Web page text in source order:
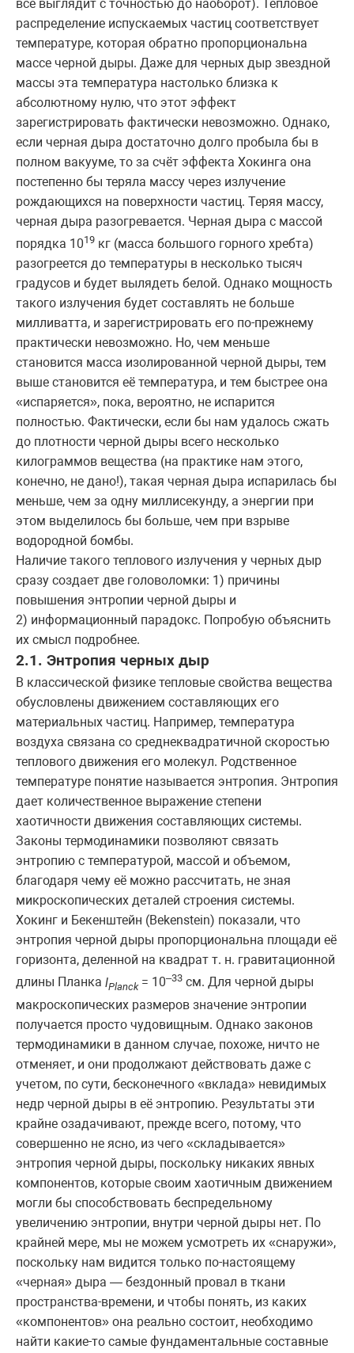
всё выглядит с точностью до наоборот). Тепловое
распределение испускаемых частиц соответствует
температуре, которая обратно пропорциональна
массе черной дыры. Даже для черных дыр звездной
массы эта температура настолько близка к
абсолютному нулю, что этот эффект
зарегистрировать фактически невозможно. Однако,
если черная дыра достаточно долго пробыла бы в
полном вакууме, то за счёт эффекта Хокинга она
постепенно бы теряла массу через излучение
рождающихся на поверхности частиц. Теряя массу,
черная дыра разогревается. Черная дыра с массой
порядка 1019 кг (масса большого горного хребта)
разогреется до температуры в несколько тысяч
градусов и будет вылядеть белой. Однако мощность
такого излучения будет составлять не больше
милливатта, и зарегистрировать его по-прежнему
практически невозможно. Но, чем меньше
становится масса изолированной черной дыры, тем
выше становится её температура, и тем быстрее она
«испаряется», пока, вероятно, не испарится
полностью. Фактически, если бы нам удалось сжать
до плотности черной дыры всего несколько
килограммов вещества (на практике нам этого,
конечно, не дано!), такая черная дыра испарилась бы
меньше, чем за одну миллисекунду, а энергии при
этом выделилось бы больше, чем при взрыве
водородной бомбы.
Наличие такого теплового излучения у черных дыр
сразу создает две головоломки: 1) причины
повышения энтропии черной дыры и
2) информационный парадокс. Попробую объяснить
их смысл подробнее.
2.1. Энтропия черных дыр
В классической физике тепловые свойства вещества
обусловлены движением составляющих его
материальных частиц. Например, температура
воздуха связана со среднеквадратичной скоростью
теплового движения его молекул. Родственное
температуре понятие называется энтропия. Энтропия
дает количественное выражение степени
хаотичности движения составляющих системы.
Законы термодинамики позволяют связать
энтропию с температурой, массой и объемом,
благодаря чему её можно рассчитать, не зная
микроскопических деталей строения системы.
Хокинг и Бекенштейн (Bekenstein) показали, что
энтропия черной дыры пропорциональна площади её
горизонта, деленной на квадрат т. н. гравитационной
длины Планка lPlanck= 10–33 см. Для черной дыры
макроскопических размеров значение энтропии
получается просто чудовищным. Однако законов
термодинамики в данном случае, похоже, ничто не
отменяет, и они продолжают действовать даже с
учетом, по сути, бесконечного «вклада» невидимых
недр черной дыры в её энтропию. Результаты эти
крайне озадачивают, прежде всего, потому, что
совершенно не ясно, из чего «складывается»
энтропия черной дыры, поскольку никаких явных
компонентов, которые своим хаотичным движением
могли бы способствовать беспредельному
увеличению энтропии, внутри черной дыры нет. По
крайней мере, мы не можем усмотреть их «снаружи»,
поскольку нам видится только по-настоящему
«черная» дыра — бездонный провал в ткани
пространства-времени, и чтобы понять, из каких
«компонентов» она реально состоит, необходимо
найти какие-то самые фундаментальные составные